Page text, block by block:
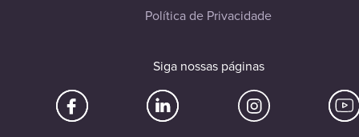
Política de Privacidade
Siga nossas páginas